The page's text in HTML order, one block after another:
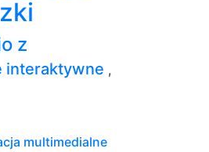
z
interaktywne ,
multimedialne